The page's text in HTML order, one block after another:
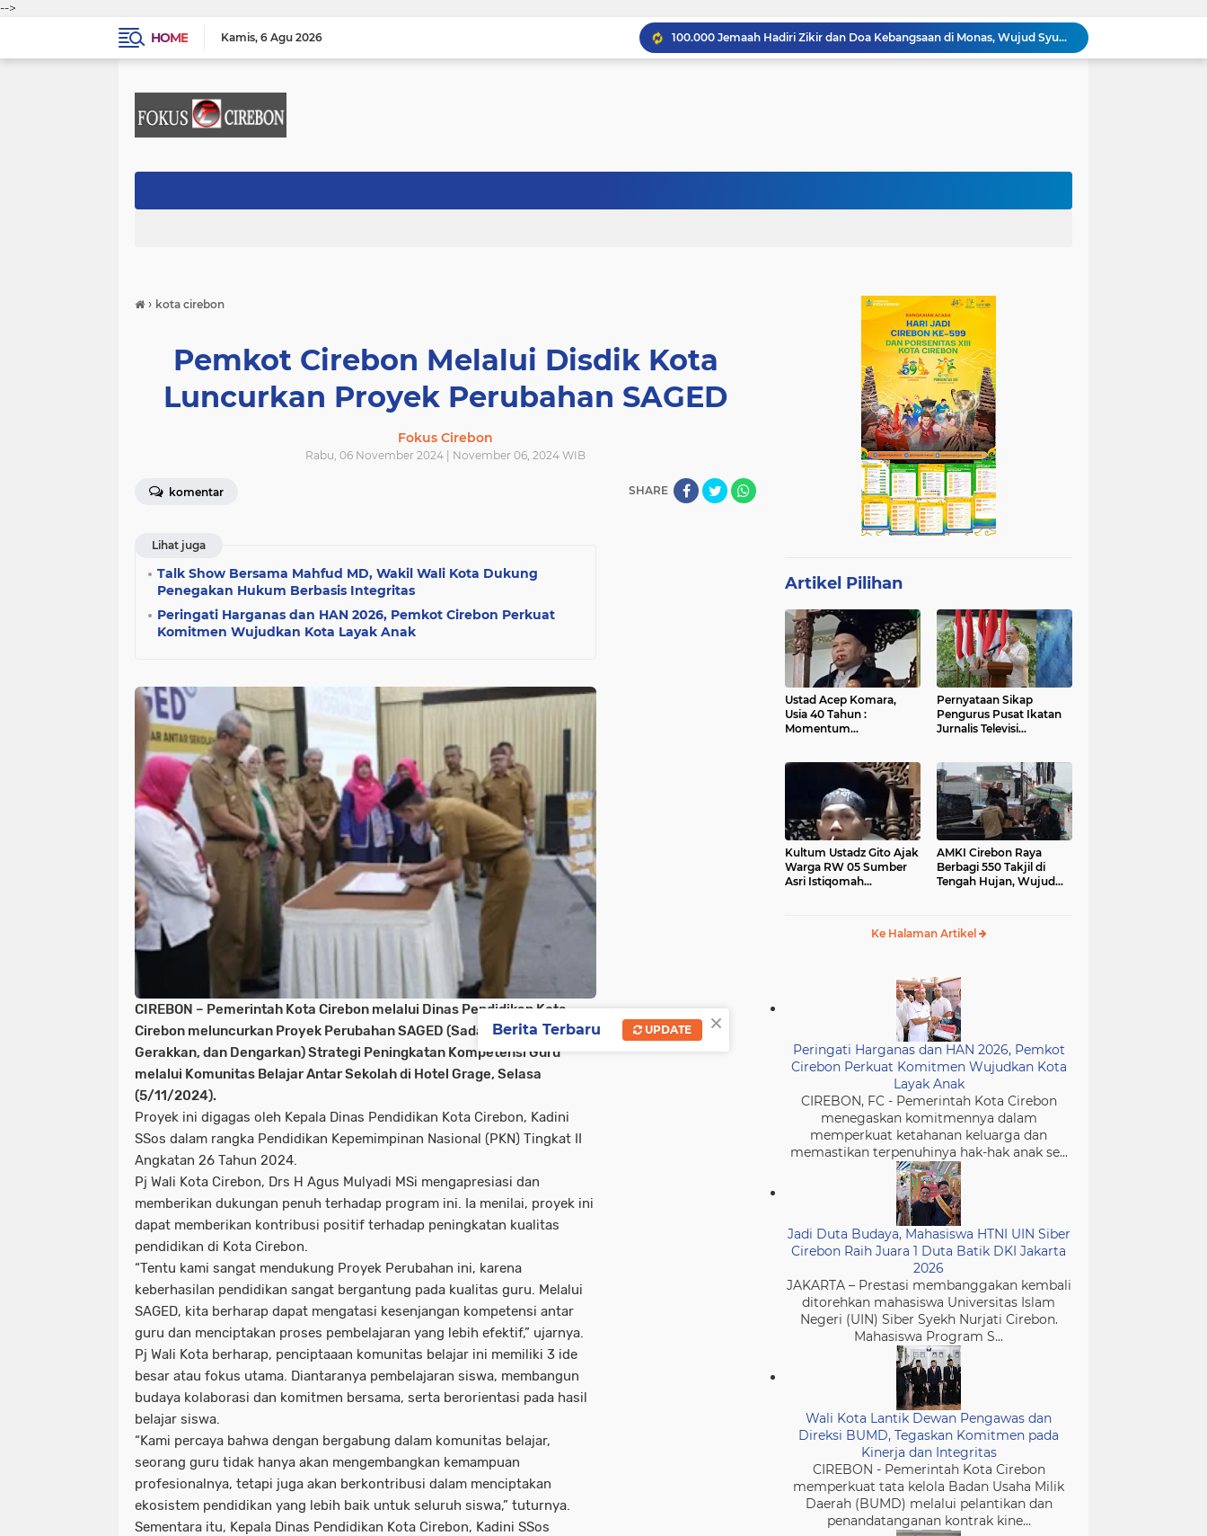
-->
HOME
Kamis 6 Agu 2026
100.000 Jemaah Hadiri Zikir dan Doa Kebangsaan di Monas, Wujud Syukur atas Kemerdekaan
Wali Kota Lantik Dewan Pengawas dan Direksi BUMD, Tegaskan Komitmen pada Kinerja dan Integritas
Mahasiswa KKN Kelompok 2 UIN Siber Cirebon Dampingi Anak-Anak Ikuti Program Rumah Mengaji
› kota cirebon
Pemkot Cirebon Melalui Disdik Kota
Luncurkan Proyek Perubahan SAGED
Fokus Cirebon
Rabu, 06 November 2024 | November 06, 2024 WIB
komentar SHARE
Lihat juga
Talk Show Bersama Mahfud MD, Wakil Wali Kota Dukung
Penegakan Hukum Berbasis Integritas
Peringati Harganas dan HAN 2026, Pemkot Cirebon Perkuat
Komitmen Wujudkan Kota Layak Anak
CIREBON – Pemerintah Kota Cirebon melalui Dinas Pendidikan Kota
Cirebon meluncurkan Proyek Perubahan SAGED (Sadari, Arahkan,
Gerakkan, dan Dengarkan) Strategi Peningkatan Kompetensi Guru
melalui Komunitas Belajar Antar Sekolah di Hotel Grage, Selasa
(5/11/2024).
Proyek ini digagas oleh Kepala Dinas Pendidikan Kota Cirebon, Kadini
SSos dalam rangka Pendidikan Kepemimpinan Nasional (PKN) Tingkat II
Angkatan 26 Tahun 2024.
Pj Wali Kota Cirebon, Drs H Agus Mulyadi MSi mengapresiasi dan
memberikan dukungan penuh terhadap program ini. Ia menilai, proyek ini
dapat memberikan kontribusi positif terhadap peningkatan kualitas
pendidikan di Kota Cirebon.
“Tentu kami sangat mendukung Proyek Perubahan ini, karena
keberhasilan pendidikan sangat bergantung pada kualitas guru. Melalui
SAGED, kita berharap dapat mengatasi kesenjangan kompetensi antar
guru dan menciptakan proses pembelajaran yang lebih efektif,” ujarnya.
Pj Wali Kota berharap, penciptaaan komunitas belajar ini memiliki 3 ide
besar atau fokus utama. Diantaranya pembelajaran siswa, membangun
budaya kolaborasi dan komitmen bersama, serta berorientasi pada hasil
belajar siswa.
“Kami percaya bahwa dengan bergabung dalam komunitas belajar,
seorang guru tidak hanya akan mengembangkan kemampuan
profesionalnya, tetapi juga akan berkontribusi dalam menciptakan
ekosistem pendidikan yang lebih baik untuk seluruh siswa,” tuturnya.
Sementara itu, Kepala Dinas Pendidikan Kota Cirebon, Kadini SSos
Artikel Pilihan
Ustad Acep Komara,
Usia 40 Tahun :
Momentum
Pernyataan Sikap
Pengurus Pusat Ikatan
Jurnalis Televisi
Kultum Ustadz Gito Ajak
Warga RW 05 Sumber
Asri Istiqomah
AMKI Cirebon Raya
Berbagi 550 Takjil di
Tengah Hujan, Wujud
Ke Halaman Artikel
Peringati Harganas dan HAN 2026, Pemkot
Cirebon Perkuat Komitmen Wujudkan Kota
Layak Anak
CIREBON, FC - Pemerintah Kota Cirebon
menegaskan komitmennya dalam
memperkuat ketahanan keluarga dan
memastikan terpenuhinya hak-hak anak se...
Jadi Duta Budaya, Mahasiswa HTNI UIN Siber
Cirebon Raih Juara 1 Duta Batik DKI Jakarta
2026
JAKARTA – Prestasi membanggakan kembali
ditorehkan mahasiswa Universitas Islam
Negeri (UIN) Siber Syekh Nurjati Cirebon.
Mahasiswa Program S...
Wali Kota Lantik Dewan Pengawas dan
Direksi BUMD, Tegaskan Komitmen pada
Kinerja dan Integritas
CIREBON - Pemerintah Kota Cirebon
memperkuat tata kelola Badan Usaha Milik
Daerah (BUMD) melalui pelantikan dan
penandatanganan kontrak kine...
×
Berita Terbaru UPDATE